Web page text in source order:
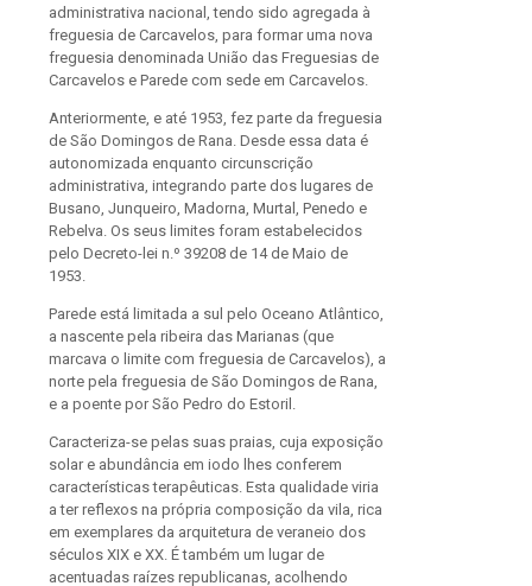
administrativa nacional, tendo sido agregada à
freguesia de Carcavelos, para formar uma nova
freguesia denominada União das Freguesias de
Carcavelos e Parede com sede em Carcavelos.
Anteriormente, e até 1953, fez parte da freguesia
de São Domingos de Rana. Desde essa data é
autonomizada enquanto circunscrição
administrativa, integrando parte dos lugares de
Busano, Junqueiro, Madorna, Murtal, Penedo e
Rebelva. Os seus limites foram estabelecidos
pelo Decreto-lei n.º 39208 de 14 de Maio de
1953.
Parede está limitada a sul pelo Oceano Atlântico,
a nascente pela ribeira das Marianas (que
marcava o limite com freguesia de Carcavelos), a
norte pela freguesia de São Domingos de Rana,
e a poente por São Pedro do Estoril.
Caracteriza-se pelas suas praias, cuja exposição
solar e abundância em iodo lhes conferem
características terapêuticas. Esta qualidade viria
a ter reflexos na própria composição da vila, rica
em exemplares da arquitetura de veraneio dos
séculos XIX e XX. É também um lugar de
acentuadas raízes republicanas, acolhendo